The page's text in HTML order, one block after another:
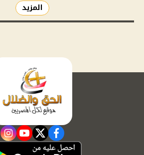
المزيد
facebook
twitter